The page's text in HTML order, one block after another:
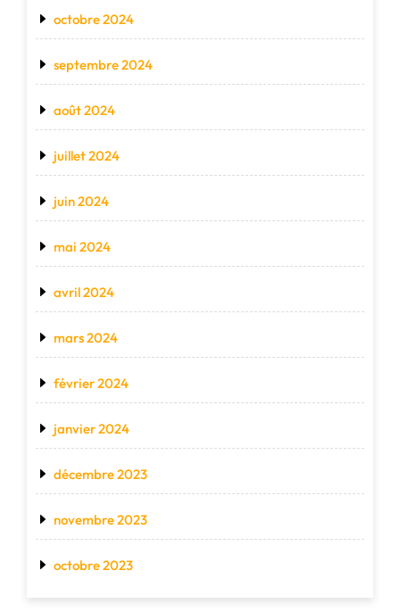
octobre 2024
septembre 2024
août 2024
juillet 2024
juin 2024
mai 2024
avril 2024
mars 2024
février 2024
janvier 2024
décembre 2023
novembre 2023
octobre 2023